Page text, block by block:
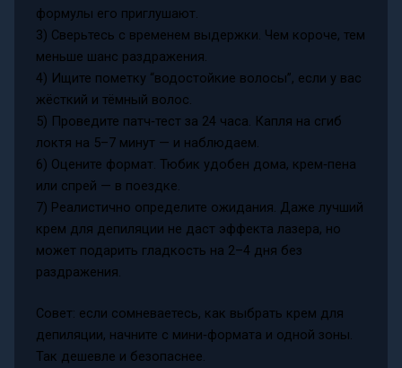
формулы его приглушают.
3) Сверьтесь с временем выдержки. Чем короче, тем
меньше шанс раздражения.
4) Ищите пометку “водостойкие волосы”, если у вас
жёсткий и тёмный волос.
5) Проведите патч‑тест за 24 часа. Капля на сгиб
локтя на 5–7 минут — и наблюдаем.
6) Оцените формат. Тюбик удобен дома, крем‑пена
или спрей — в поездке.
7) Реалистично определите ожидания. Даже лучший
крем для депиляции не даст эффекта лазера, но
может подарить гладкость на 2–4 дня без
раздражения.
Совет: если сомневаетесь, как выбрать крем для
депиляции, начните с мини‑формата и одной зоны.
Так дешевле и безопаснее.